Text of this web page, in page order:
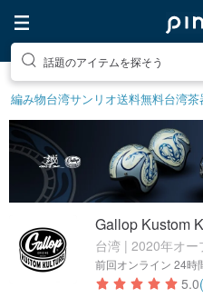
話題のアイテムを探そう
編み物台湾サンリオ送料無料台湾茶
Gallop Kustom
台湾 | 2020年オー
前回オンライン 24時
5.0